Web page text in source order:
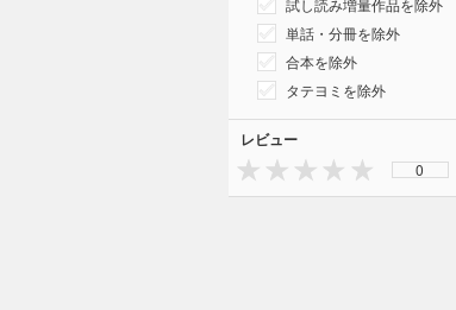
単話・分冊を除外
合本を除外
タテヨミを除外
レビュー
0